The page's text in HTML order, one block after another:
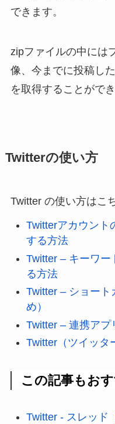
できます。
zipファイルの中には
像、今までに投稿し
を取得することができ
Twitterの使い方
Twitter の使い方はこ
Twitterアカウント
する方法
Twitter – キーワー
る方法
Twitter – ショート
め）
Twitter – 連携アプ
Twitter（ツイッタ
この記事もおす
Twitter - スレッド